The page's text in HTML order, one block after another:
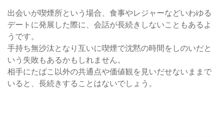
出会いが喫煙所という場合、食事やレジャーなどいわゆる
デートに発展した際に、会話が長続きしないこともあるよ
うです。
手持ち無沙汰となり互いに喫煙で沈黙の時間をしのいだと
いう失敗もあるかもしれません。
相手にたばこ以外の共通点や価値観を見いだせないままで
いると、長続きすることはないでしょう。